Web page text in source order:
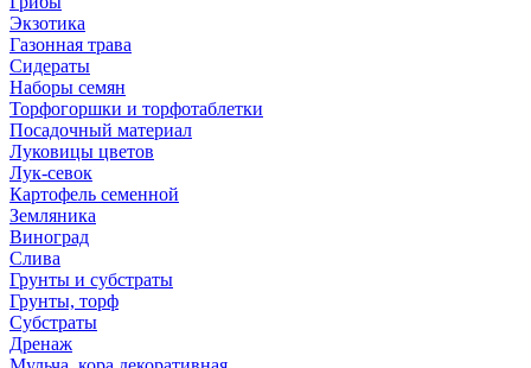
Экзотика
Газонная трава
Сидераты
Наборы семян
Торфогоршки и торфотаблетки
Посадочный материал
Луковицы цветов
Лук-севок
Картофель семенной
Земляника
Виноград
Слива
Грунты и субстраты
Грунты, торф
Субстраты
Дренаж